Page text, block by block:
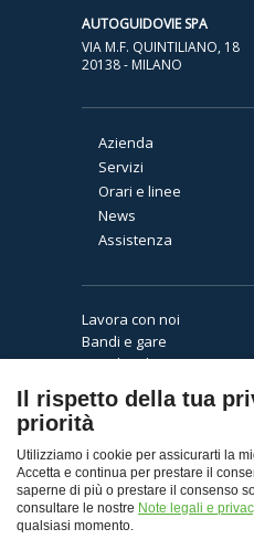
AUTOGUIDOVIE SPA
VIA M.F. QUINTILIANO, 18
20138 - MILANO
Azienda
Servizi
Orari e linee
News
Assistenza
Lavora con noi
Bandi e gare
Note legali e privacy
Cookies
Il rispetto della tua
priorità
Utilizziamo i cookie per assicurarti la
Accetta e continua per prestare il
saperne di più o prestare il consenso
consultare le nostre Note legali e
qualsiasi momento.